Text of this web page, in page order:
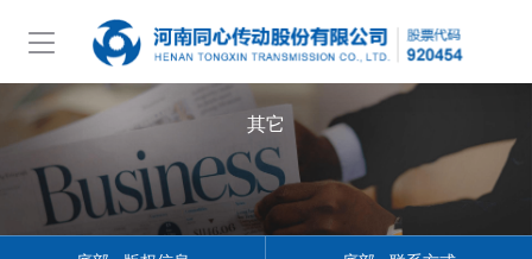
其它